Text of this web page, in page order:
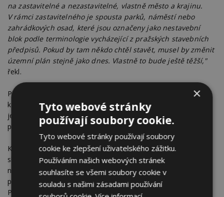
na zastavitelné a nezastavitelné, vlastně město a krajinu.
V rámci zastavitelného je spousta parků, náměstí nebo
zahrádkových osad, které jsou označeny jako nestavební
blok podle terminologie vycházející z pražských stavebních
předpisů. Pokud by tam někdo chtěl stavět, musel by změnit
územní plán stejně jako dnes. Vlastně to bude ještě těžší,"
řekl.
Podle Kolínské závěry posudku odpovídají připomínkám, které
k návrhu připravují městské části. Zhruba měsíční lhůta pro
jejich podání začne tuto středu. Kromě radnic mohou plán
připomínkovat jednotlivci, firmy či jiné instituce.
Kolem nového plánu v minulosti panovaly spory, kvůli nimž
skončil v čele IPR Petr Hlaváček a dočasně také hlavní autor
nového plánu Roman Koucký. Nakonec se do čela týmu,
připravujícího plán, po vítězství ve výběrovém řízení vrátil.
Příprava však nabrala zpoždění. Původně měl platit už od roku
×
Tyto webové stránky
používají soubory cookie.
Tyto webové stránky používají soubory
cookie ke zlepšení uživatelského zážitku.
Používáním našich webových stránek
souhlasíte se všemi soubory cookie v
souladu s našimi zásadami používání